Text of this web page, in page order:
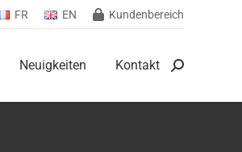
FR EN Kundenbereich
Neuigkeiten Kontakt Search:
Neuigkeiten Kontakt Search: